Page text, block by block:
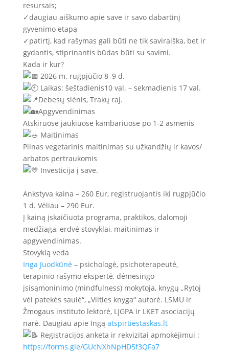
resursais;
✓daugiau aiškumo apie save ir savo dabartinį
gyvenimo etapą
✓patirtį, kad rašymas gali būti ne tik saviraiška, bet ir
gydantis, stiprinantis būdas būti su savimi.
Kada ir kur?
2026 m. rugpjūčio 8–9 d.
Laikas: šeštadienis10 val. – sekmadienis 17 val.
Debesų slėnis, Trakų raj.
Apgyvendinimas
Atskiruose jaukiuose kambariuose po 1-2 asmenis
Maitinimas
Pilnas vegetarinis maitinimas su užkandžių ir kavos/
arbatos pertraukomis
Investicija į save.
Ankstyva kaina – 260 Eur, registruojantis iki rugpjūčio
1 d. Vėliau – 290 Eur.
Į kainą įskaičiuota programa, praktikos, dalomoji
medžiaga, erdvė stovyklai, maitinimas ir
apgyvendinimas.
Stovyklą veda
Inga Juodkūnė – psichologė, psichoterapeutė,
terapinio rašymo ekspertė, dėmesingo
įsisąmoninimo (mindfulness) mokytoja, knygų „Rytoj
vėl patekės saulė“, „Vilties knyga“ autorė. LSMU ir
Žmogaus instituto lektorė, LĮGPA ir LKET asociacijų
narė. Daugiau apie Ingą atspirtiestaskas.lt
Registracijos anketa ir rekvizitai apmokėjimui :
https://forms.gle/GUcNXhNpHD5f3QFa7